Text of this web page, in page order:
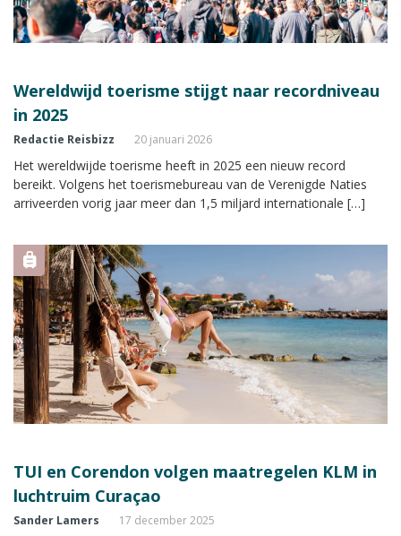
Wereldwijd toerisme stijgt naar recordniveau
in 2025
Redactie Reisbizz 20 januari 2026
Het wereldwijde toerisme heeft in 2025 een nieuw record
bereikt. Volgens het toerismebureau van de Verenigde Naties
arriveerden vorig jaar meer dan 1,5 miljard internationale […]
TUI en Corendon volgen maatregelen KLM in
luchtruim Curaçao
Sander Lamers 17 december 2025